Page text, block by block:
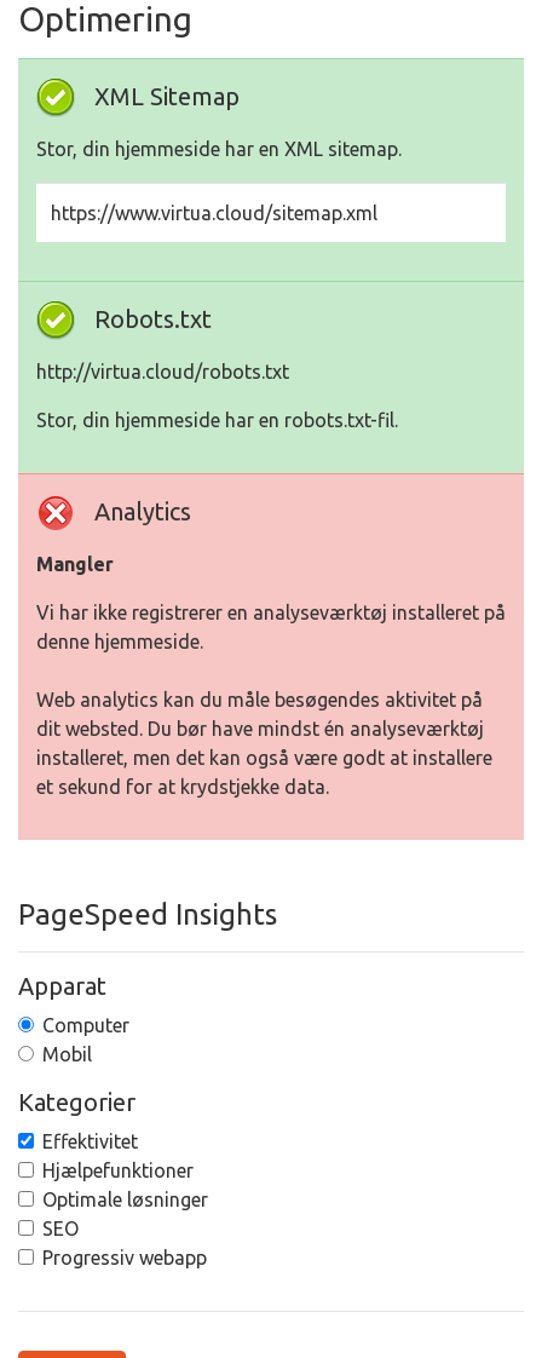
Optimering
XML Sitemap
Stor, din hjemmeside har en XML sitemap.
https://www.virtua.cloud/sitemap.xml
Robots.txt
http://virtua.cloud/robots.txt
Stor, din hjemmeside har en robots.txt-fil.
Analytics
Mangler
Vi har ikke registrerer en analyseværktøj installeret på
denne hjemmeside.
Web analytics kan du måle besøgendes aktivitet på
dit websted. Du bør have mindst én analyseværktøj
installeret, men det kan også være godt at installere
et sekund for at krydstjekke data.
PageSpeed Insights
Apparat
Computer
Mobil
Kategorier
Effektivitet
Hjælpefunktioner
Optimale løsninger
SEO
Progressiv webapp